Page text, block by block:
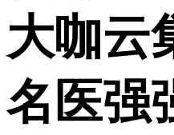
大咖云
名医强